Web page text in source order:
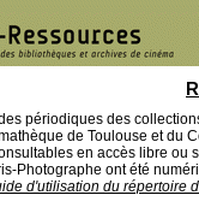
périodiques des
de Toulouse et du
en accès libre ou
Photographe ont été
d'utilisation du répertoire